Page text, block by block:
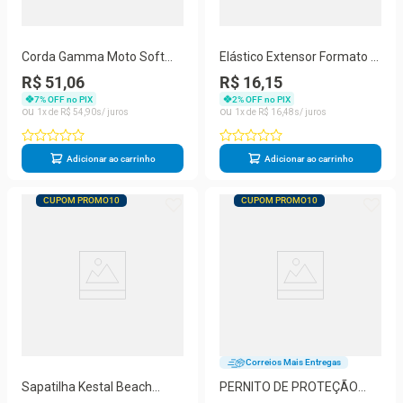
Corda Gamma Moto Soft
16L 1.29mm Cinza - Set
Individual
R$ 51,06
7% OFF no PIX
1
R$ 54 90
Adicionar ao carrinho
Elástico Extensor Formato 8
para Exercícios Funcionais
Fortalecimento de Peito e
Braços OEM
R$ 16,15
2% OFF no PIX
1
R$ 1648
Adicionar ao carrinho
CUPOM PROMO10
Sapatilha Kestal Beach
CUPOM PROMO10
Correios Mais Entregas
PERNITO DE PROTEÇÃO